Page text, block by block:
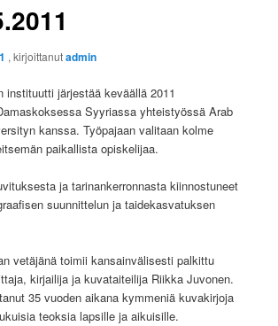
, kirjoittanutadmin
instituutti järjestää keväällä 2011
Syyriassa yhteistyössä Arab
kanssa. Työpajaan valitaan kolme
paikallista opiskelijaa.
ja tarinankerronnasta kiinnostuneet
suunnittelun ja taidekasvatuksen
vetäjänä toimii kansainvälisesti palkittu
kirjailija ja kuvataiteilija Riikka Juvonen.
35 vuoden aikana kymmeniä kuvakirjoja
teoksia lapsille ja aikuisille.